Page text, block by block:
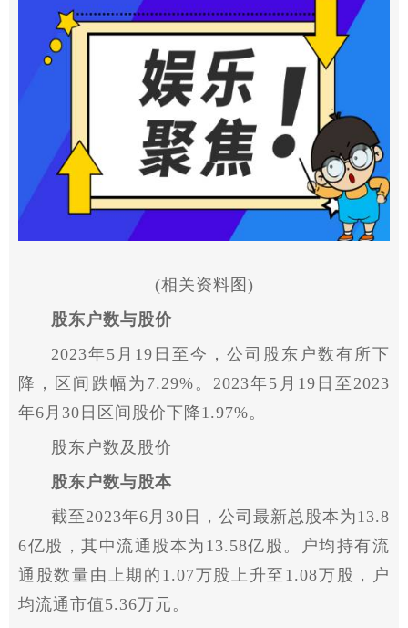
(相关资料图)
股东户数与股价
2023年5月19日至今，公司股东户数有所下
降，区间跌幅为7.29%。2023年5月19日至2023
年6月30日区间股价下降1.97%。
股东户数及股价
股东户数与股本
截至2023年6月30日，公司最新总股本为13.8
6亿股，其中流通股本为13.58亿股。户均持有流
通股数量由上期的1.07万股上升至1.08万股，户
均流通市值5.36万元。